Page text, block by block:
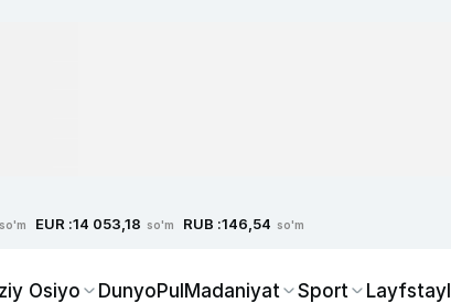
so'm EUR :14 053,18 so'm RUB :146,54 so'm
Osiyo DunyoPulMadaniyat Sport Layfstayl